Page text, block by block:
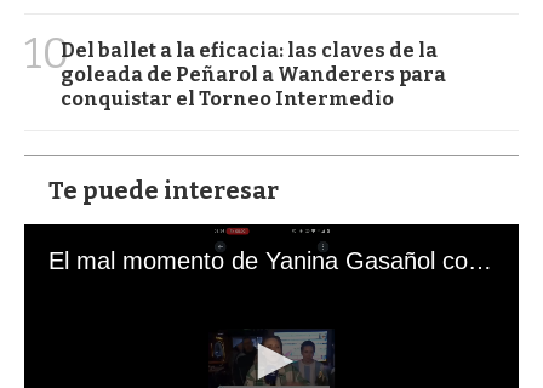
10Del ballet a la eficacia: las claves de la
goleada de Peñarol a Wanderers para
conquistar el Torneo Intermedio
Te puede interesar
El mal momento de Yanina Gasañol con un hincha argentino en "Subrayado"